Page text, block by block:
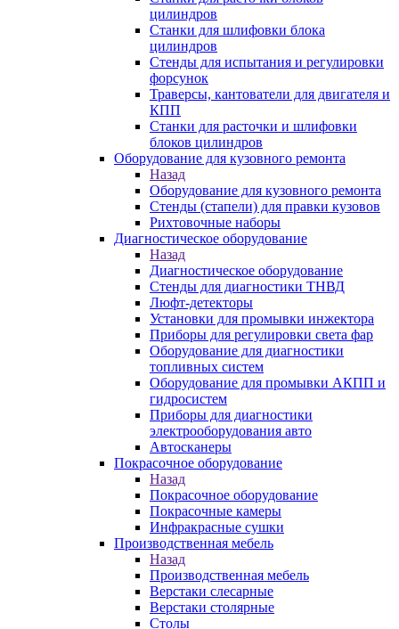
цилиндров
Станки для шлифовки блока
цилиндров
Стенды для испытания и регулировки
форсунок
Траверсы, кантователи для двигателя и
КПП
Станки для расточки и шлифовки
блоков цилиндров
Оборудование для кузовного ремонта
Назад
Оборудование для кузовного ремонта
Стенды (стапели) для правки кузовов
Рихтовочные наборы
Диагностическое оборудование
Назад
Диагностическое оборудование
Стенды для диагностики ТНВД
Люфт-детекторы
Установки для промывки инжектора
Приборы для регулировки света фар
Оборудование для диагностики
топливных систем
Оборудование для промывки АКПП и
гидросистем
Приборы для диагностики
электрооборудования авто
Автосканеры
Покрасочное оборудование
Назад
Покрасочное оборудование
Покрасочные камеры
Инфракрасные сушки
Производственная мебель
Назад
Производственная мебель
Верстаки слесарные
Верстаки столярные
Столы